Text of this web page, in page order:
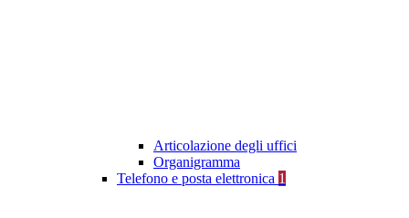
Articolazione degli uffici
Organigramma
Telefono e posta elettronica 1